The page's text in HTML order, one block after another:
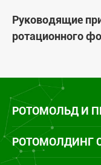
Руководящие
ротационного
РОТОМОЛЬД И
РОТОМОЛДИНГ